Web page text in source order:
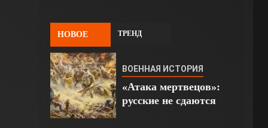
НОВОЕ ТРЕНД
ВОЕННАЯ ИСТОРИЯ
«Атака мертвецов»:
русские не сдаются